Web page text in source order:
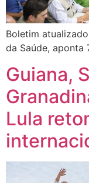
Boletim
da Saúde, aponta
Guiana,
Lula